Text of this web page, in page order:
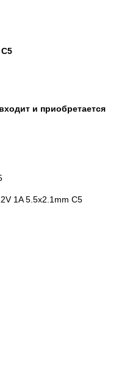
и приобретается
1A 5.5x2.1mm C5